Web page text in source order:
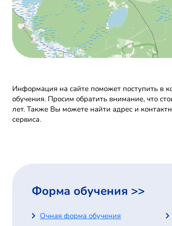
Информация на сайте поможет поступить в
обучения. Просим обратить внимание, что
лет. Также Вы можете найти адрес и
сервиса.
Форма обучения >>
Очная форма обучения